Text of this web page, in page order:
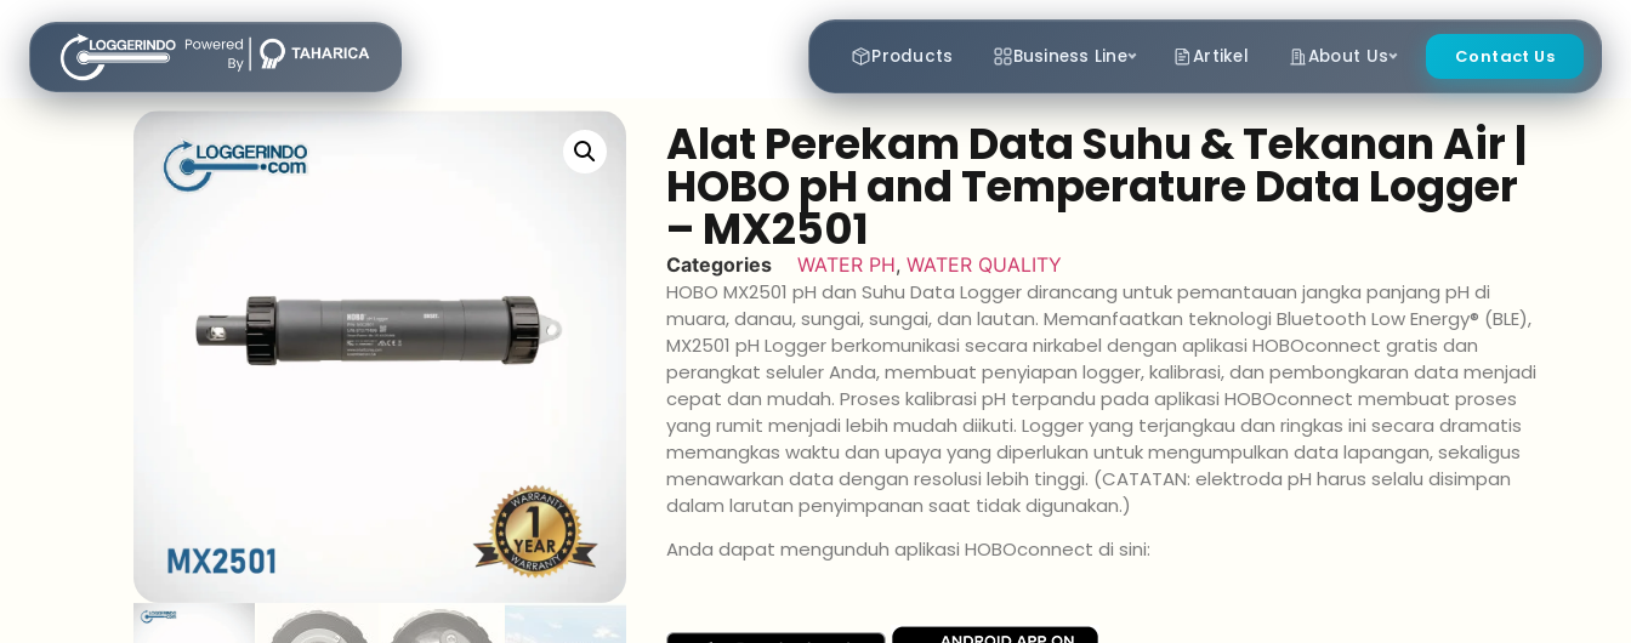
Products Business Line Artikel About Us Contact Us
Alat Perekam Data Suhu & Tekanan Air |
HOBO pH and Temperature Data Logger
– MX2501
Categories WATER PH,WATER QUALITY
HOBO MX2501 pH dan Suhu Data Logger dirancang untuk pemantauan jangka panjang pH di
muara, danau, sungai, sungai, dan lautan. Memanfaatkan teknologi Bluetooth Low Energy® (BLE),
MX2501 pH Logger berkomunikasi secara nirkabel dengan aplikasi HOBOconnect gratis dan
perangkat seluler Anda, membuat penyiapan logger, kalibrasi, dan pembongkaran data menjadi
cepat dan mudah. Proses kalibrasi pH terpandu pada aplikasi HOBOconnect membuat proses
yang rumit menjadi lebih mudah diikuti. Logger yang terjangkau dan ringkas ini secara dramatis
memangkas waktu dan upaya yang diperlukan untuk mengumpulkan data lapangan, sekaligus
menawarkan data dengan resolusi lebih tinggi. (CATATAN: elektroda pH harus selalu disimpan
dalam larutan penyimpanan saat tidak digunakan.)
Anda dapat mengunduh aplikasi HOBOconnect di sini: